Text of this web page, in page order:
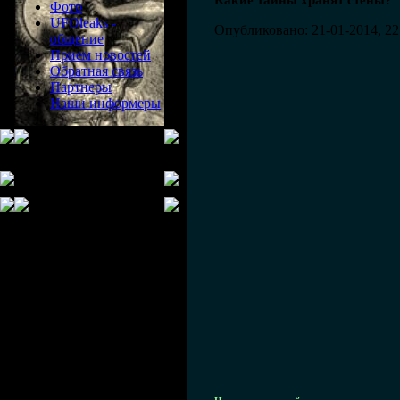
Фото
UFOleaks -
общение
Прием новостей
Обратная связь
Партнеры
Наши информеры
Опубликовано: 21-01-2014,